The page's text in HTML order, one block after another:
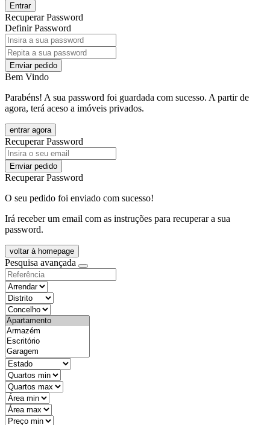
Entrar
Recuperar Password
Definir Password
Enviar pedido
Bem Vindo
Parabéns! A sua password foi guardada com sucesso. A partir de
agora, terá aceso a imóveis privados.
entrar agora
Recuperar Password
Enviar pedido
Recuperar Password
O seu pedido foi enviado com sucesso!
Irá receber um email com as instruções para recuperar a sua
password.
voltar à homepage
Pesquisa avançada
objective
districtId
countyId
types
state
mintypo
maxtypo
minarea
maxarea
minprice